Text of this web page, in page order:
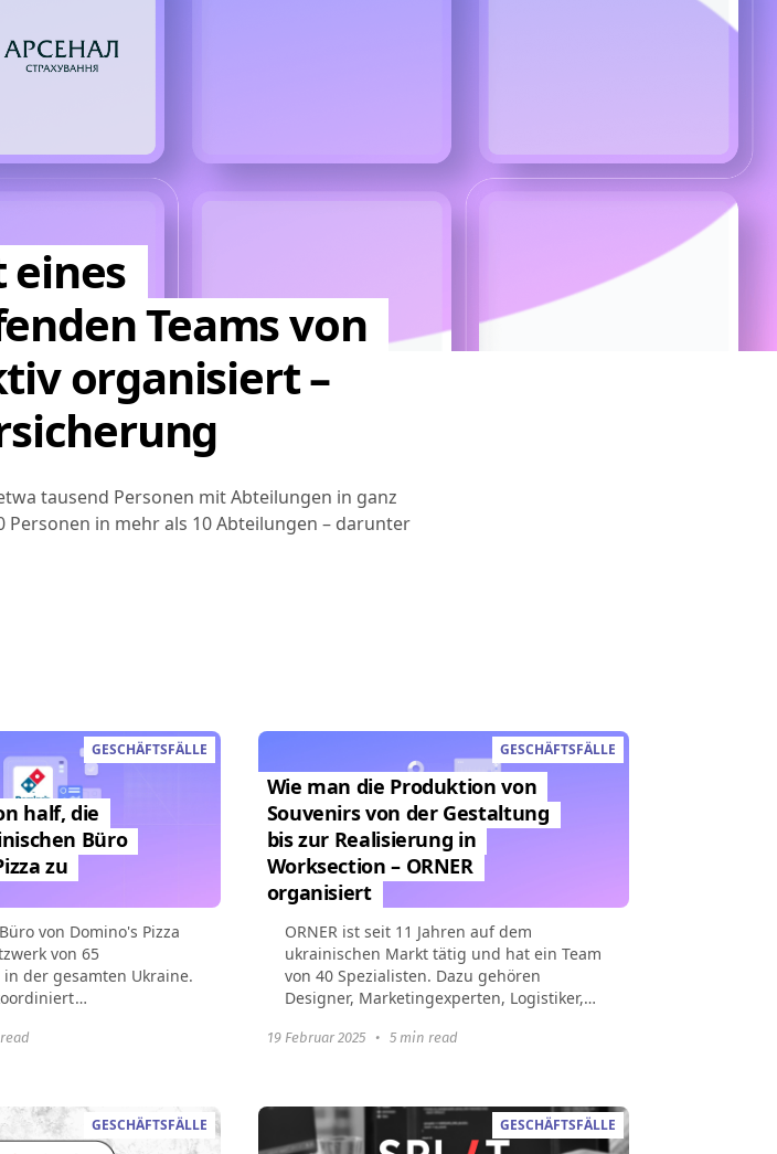
eines
Teams von
organisiert –
tausend Personen mit Abteilungen in ganz
in mehr als 10 Abteilungen – darunter
GESCHÄFTSFÄLLE
half, die
Büro
zu
von Domino's Pizza
von 65
der gesamten Ukraine.
Um gut koordinierte...
GESCHÄFTSFÄLLE
Wie man die Produktion von
Souvenirs von der Gestaltung
bis zur Realisierung in
Worksection – ORNER
organisiert
ORNER ist seit 11 Jahren auf dem
ukrainischen Markt tätig und hat ein Team
von 40 Spezialisten. Dazu gehören
Designer, Marketingexperten, Logistiker,
Unternehmen...
19 Februar 2025 • 5 min read
GESCHÄFTSFÄLLE GESCHÄFTSFÄLLE